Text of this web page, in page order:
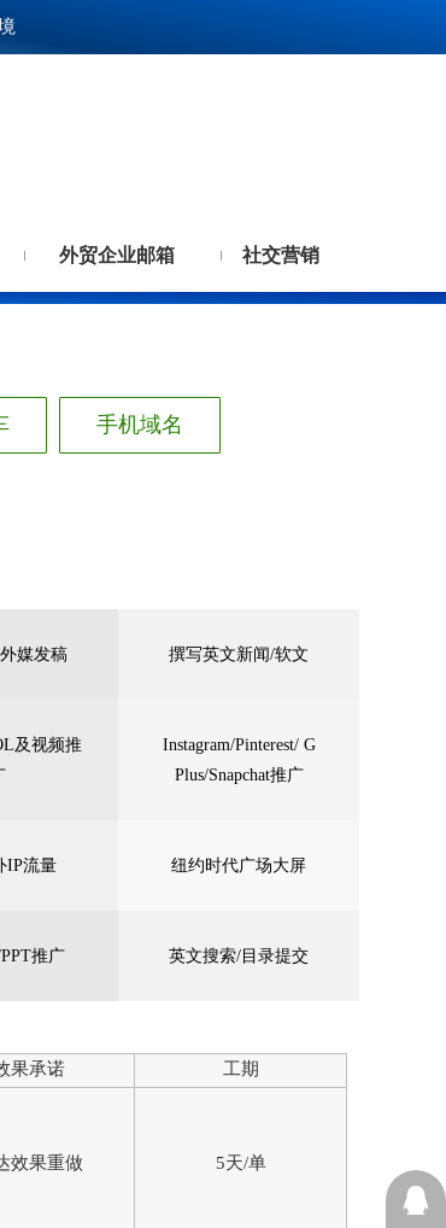
外贸企业邮箱 社交营销
手机域名
媒发稿 撰写英文新闻/软文
及视频推
Instagram/Pinterest/ G
Plus/Snapchat推广
IP流量 纽约时代广场大屏
推广 英文搜索/目录提交
果承诺 工期
效果重做 5天/单